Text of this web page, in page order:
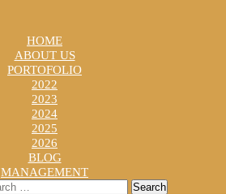
HOME
ABOUT US
PORTOFOLIO
2022
2023
2024
2025
2026
BLOG
MANAGEMENT